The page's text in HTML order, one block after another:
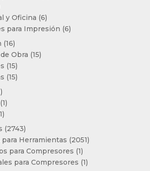
y Oficina 66
productos
para Impresión 66
1616
productos
Obra 1515
1515
productos
1515
1
producto
11
1
producto
27432743
productos
Herramientas 20512051
para Compresores 11
producto
para Compresores 11